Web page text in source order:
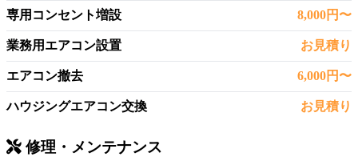
専用コンセント増設 8,000円〜
業務用エアコン設置 お見積り
エアコン撤去 6,000円〜
ハウジングエアコン交換 お見積り
修理・メンテナンス